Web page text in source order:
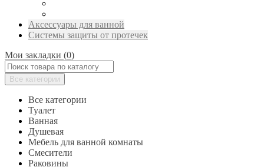
Аксессуары для ванной
Системы защиты от протечек
Мои закладки (0)
Все категории
Все категории
Туалет
Ванная
Душевая
Мебель для ванной комнаты
Смесители
Раковины